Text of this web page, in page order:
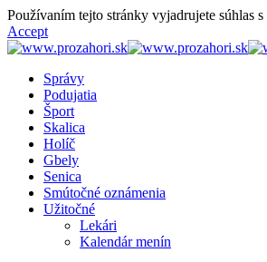
Používaním tejto stránky vyjadrujete súhlas s
Accept
Správy
Podujatia
Šport
Skalica
Holíč
Gbely
Senica
Smútočné oznámenia
Užitočné
Lekári
Kalendár menín